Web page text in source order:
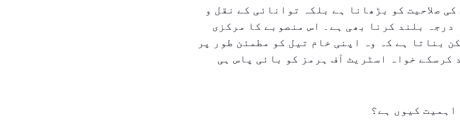
صلاحیت کو بڑھانا ہے بلکہ توانائی کے نقل و
درجہ بلند کرنا بھی ہے۔ اس منصوبے کا مرکزی
بناتا ہے کہ وہ اپنی خام تیل کو مطمئن طور پر
کرسکے خواہ اسٹریٹ آف ہرمز کو بائی پاس ہی
اہمیت کیوں ہے؟